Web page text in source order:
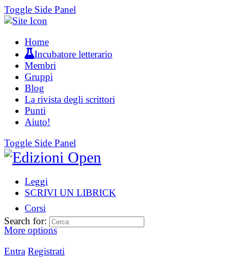
Toggle Side Panel
Home
Incubatore letterario
Membri
Gruppi
Blog
La rivista degli scrittori
Punti
Aiuto!
Toggle Side Panel
Leggi
SCRIVI UN LIBRICK
Corsi
More options
Entra Registrati
Search for: